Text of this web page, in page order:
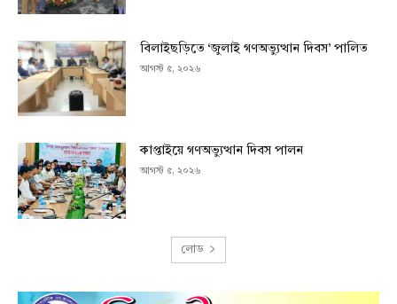
বিলাইছড়িতে ‘জুলাই গণঅভ্যুত্থান দিবস’ পালিত
আগস্ট ৫, ২০২৬
কাপ্তাইয়ে গণঅভ্যুত্থান দিবস পালন
আগস্ট ৫, ২০২৬
লোড